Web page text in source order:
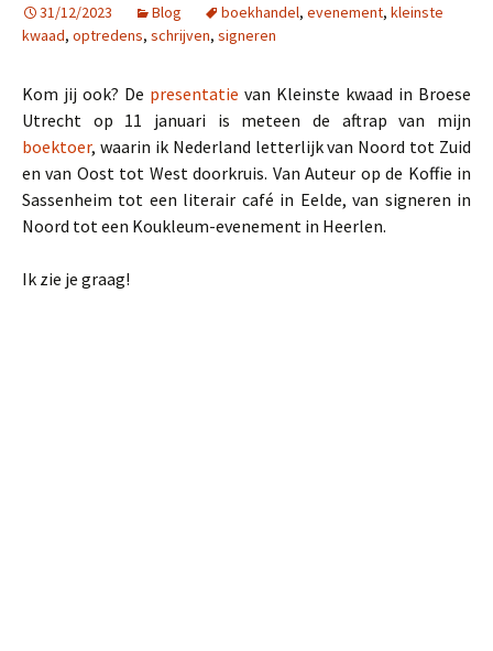
31/12/2023 Blog boekhandel, evenement, kleinste
kwaad, optredens, schrijven, signeren
Kom jij ook? De presentatie van Kleinste kwaad in Broese
Utrecht op 11 januari is meteen de aftrap van mijn
boektoer, waarin ik Nederland letterlijk van Noord tot Zuid
en van Oost tot West doorkruis. Van Auteur op de Koffie in
Sassenheim tot een literair café in Eelde, van signeren in
Noord tot een Koukleum-evenement in Heerlen.
Ik zie je graag!